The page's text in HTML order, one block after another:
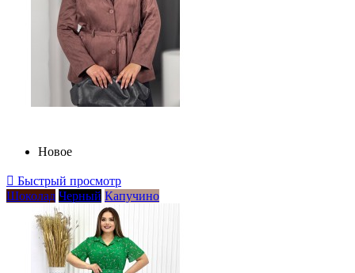
Новое
 Быстрый просмотр
Шоколад Черный Капучино